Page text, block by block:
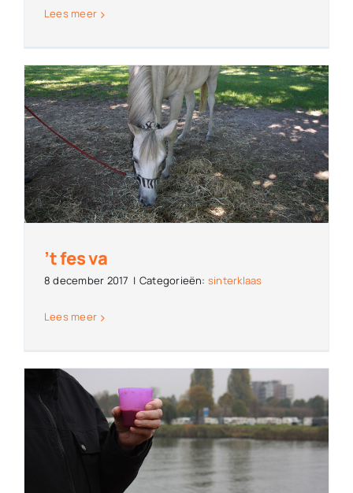
Lees meer
’t fes va
8 december 2017 | Categorieën: sinterklaas
Lees meer